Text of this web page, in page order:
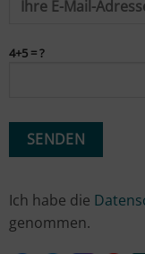
4+5 = ?
Ich habe die
genommen.